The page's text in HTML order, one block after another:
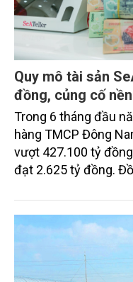
Quy mô tài sản
đồng, củng cố
Trong 6 tháng đầu
hàng TMCP Đông
vượt 427.100 tỷ
đạt 2.625 tỷ đồng.
SeABank tiếp tục
rộng tín dụng, củng
chỉ tiêu an toàn.